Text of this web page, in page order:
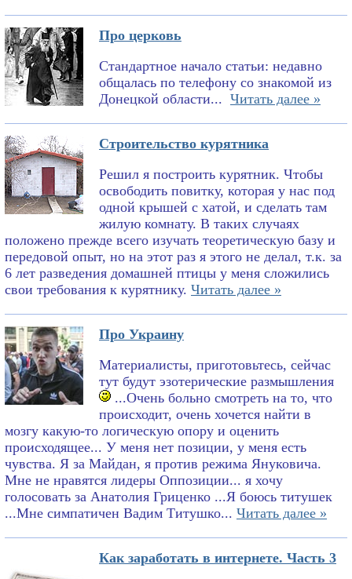
Про церковь
Стандартное начало статьи: недавно
общалась по телефону со знакомой из
Донецкой области... Читать далее »
Строительство курятника
Решил я построить курятник. Чтобы
освободить повитку, которая у нас под
одной крышей с хатой, и сделать там
жилую комнату. В таких случаях
положено прежде всего изучать теоретическую базу и
передовой опыт, но на этот раз я этого не делал, т.к. за
6 лет разведения домашней птицы у меня сложились
свои требования к курятнику. Читать далее »
Про Украину
Материалисты, приготовьтесь, сейчас
тут будут эзотерические размышления
...Очень больно смотреть на то, что
происходит, очень хочется найти в
мозгу какую-то логическую опору и оценить
происходящее... У меня нет позиции, у меня есть
чувства. Я за Майдан, я против режима Януковича.
Мне не нравятся лидеры Оппозиции... я хочу
голосовать за Анатолия Гриценко ...Я боюсь титушек
...Мне симпатичен Вадим Титушко... Читать далее »
Как заработать в интернете. Часть 3